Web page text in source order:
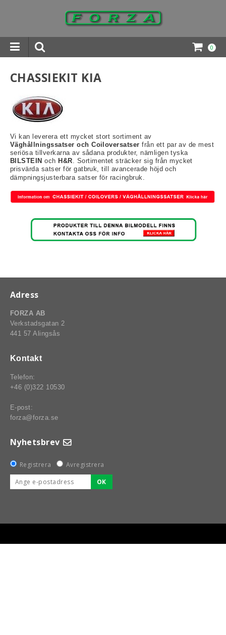
0
BUMPSTOPS, DAMASKER UNIVERSAL, DOMKRAFTS-
CHASSIEKIT KIA
Vi kan leverera ett mycket stort sortiment av
Väghållningssatser och Coiloversatser från ett par av de mest
seriösa tillverkarna av sådana produkter, nämligen tyska
BILSTEIN ochH&R . Sortimentet sträcker sig från mycket
prisvärda satser för gatbruk, till avancerade höjd och
dämpningsjusterbara satser för racingbruk.
Adress
FORZA AB
Verkstadsgatan 2
441 57 Alingsås
Kontakt
Telefon:
+46 (0)322 10530
E-post:
forza@forza.se
Nyhetsbrev
Registrera
Avregistrera
OK